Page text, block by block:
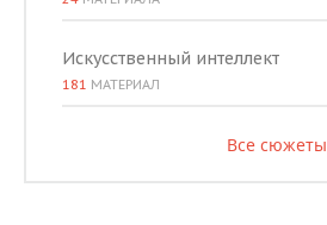
Искусственный интеллект
181 МАТЕРИАЛ
Все сюжеты